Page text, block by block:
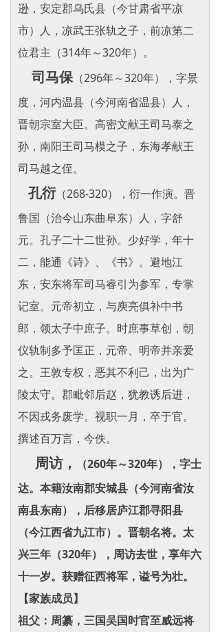
逊，安定郡乌氏县（今甘肃省平凉
市）人，凉武王张轨之子，前凉第二
位君主（314年～320年）。
司马保（296年～320年），字景
度，河内温县（今河南省温县）人，
晋朝宗室大臣。高密文献王司马泰之
孙，南阳王司马模之子，东海孝献王
司马越之侄。
孔衍（268-320），衍一作演。晋
鲁国（治今山东曲阜东）人，字舒
元。孔子二十二世孙。少好学，年十
二，能通《诗》、《书》。避地江
东，安东将军司马睿引为参军，专掌
记室。元帝初立，与庾亮俱补中书
郎，领太子中庶子。时庶事草创，朝
仪轨制多予匡正，元帝、明帝并亲爱
之。王敦专权，恶其不利己，出为广
陵太守。郡毗邻后赵，犹教诱后进，
不因戎务废学。视职一月，卒于官。
撰述百万言，今佚。
周访，
（260年～320年），字士
达。本籍汝南郡安城县（今河南省汝
南县东南），后移居庐江郡寻阳县
（今江西省九江市）。晋朝名将。太
兴三年（320年），周访去世，享年六
十一岁。获赠征西将军，谥号为壮。
【家族成员】
祖父：周纂，三国吴国时官至威远将